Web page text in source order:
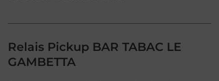
Relais Pickup BAR TABAC LE
GAMBETTA